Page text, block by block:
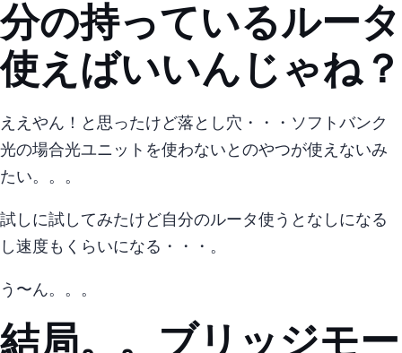
分の持っているルータ
使えばいいんじゃね？
ええやん！と思ったけど落とし穴・・・ ソフトバンク
光の場合光BBユニットを使わないとipv6のやつが使えないみ
たい。。。
試しに試してみたけど自分のルータ使うとipv6なしになる
し 速度も20Mbpsくらいになる・・・。
う〜ん。。。
結局。。ブリッジモー